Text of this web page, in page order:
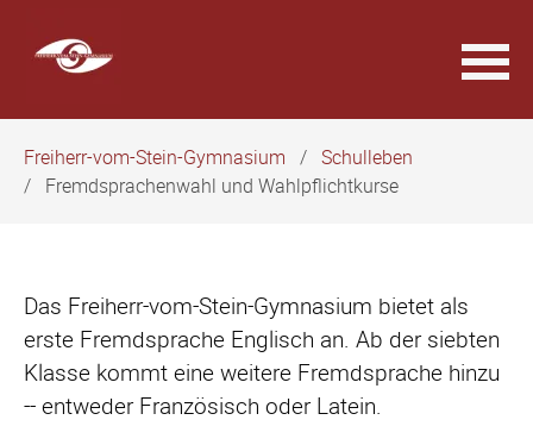
überspringen
Freiherr-vom-Stein-Gymnasium
Schulleben
Fremdsprachenwahl und Wahlpflichtkurse
Das Freiherr-vom-Stein-Gymnasium bietet als
erste Fremdsprache Englisch an. Ab der siebten
Klasse kommt eine weitere Fremdsprache hinzu
-- entweder Französisch oder Latein.